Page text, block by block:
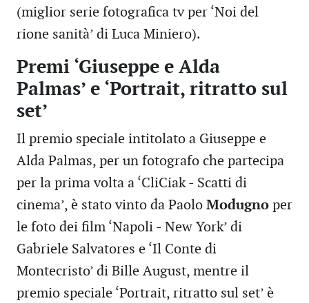
(miglior serie fotografica tv per ‘Noi del
rione sanità’ di Luca Miniero).
Premi ‘Giuseppe e Alda
Palmas’ e ‘Portrait, ritratto sul
set’
Il premio speciale intitolato a Giuseppe e
Alda Palmas, per un fotografo che partecipa
per la prima volta a ‘CliCiak - Scatti di
cinema’, è stato vinto da Paolo Modugno per
le foto dei film ‘Napoli - New York’ di
Gabriele Salvatores e ‘Il Conte di
Montecristo’ di Bille August, mentre il
premio speciale ‘Portrait, ritratto sul set’ è